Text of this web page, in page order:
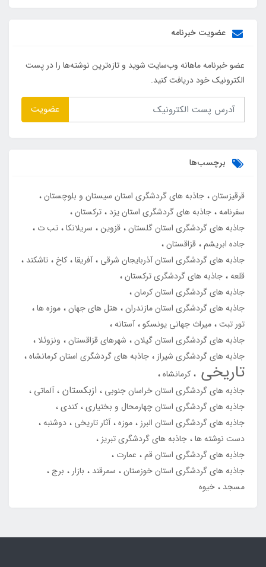
عضویت خبرنامه
عضو خبرنامه ماهانه وب‌سایت شوید و تازه‌ترین نوشته‌ها را در پست
الکترونیک خود دریافت کنید.
عضویت
برچسب‌ها
قرقیزستان جاذبه های گردشگری استان سیستان و بلوچستان
سفرنامه جاذبه های گردشگری استان یزد
ترکستان
جاذبه های گردشگری استان گلستان قزوین سریلانکا تب ت
جاده ابریشم قزاقستان
جاذبه های گردشگری استان آذربایجان شرقی
آفریقا کاخ تاشکند
قلعه جاذبه های گردشگری ترکستان
جاذبه های گردشگری استان کرمان
جاذبه های گردشگری استان مازندران هتل های جهان موزه ها
تور تبت میراث جهانی یونسکو آستانه
جاذبه های گردشگری استان گیلان
شهرهای قزاقستان
ونزوئلا
جاذبه های گردشگری شیراز جاذبه های گردشگری استان کرمانشاه
تاریخی
کرمانشاه
جاذبه های گردشگری استان خراسان جنوبی
ازبکستان
آلماتی
جاذبه های گردشگری استان چهارمحال و بختیاری کندی
جاذبه های گردشگری استان البرز موزه آثار تاریخی
دوشنبه
دست نوشته ها جاذبه های گردشگری تبریز
جاذبه های گردشگری استان قم
عمارت
جاذبه های گردشگری استان خوزستان
سمرقند بازار
برج
مسجد
خیوه